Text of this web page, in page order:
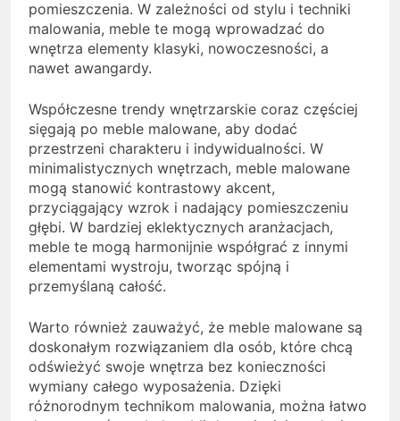
pomieszczenia. W zależności od stylu i techniki
malowania, meble te mogą wprowadzać do
wnętrza elementy klasyki, nowoczesności, a
nawet awangardy.
Współczesne trendy wnętrzarskie coraz częściej
sięgają po meble malowane, aby dodać
przestrzeni charakteru i indywidualności. W
minimalistycznych wnętrzach, meble malowane
mogą stanowić kontrastowy akcent,
przyciągający wzrok i nadający pomieszczeniu
głębi. W bardziej eklektycznych aranżacjach,
meble te mogą harmonijnie współgrać z innymi
elementami wystroju, tworząc spójną i
przemyślaną całość.
Warto również zauważyć, że meble malowane są
doskonałym rozwiązaniem dla osób, które chcą
odświeżyć swoje wnętrza bez konieczności
wymiany całego wyposażenia. Dzięki
różnorodnym technikom malowania, można łatwo